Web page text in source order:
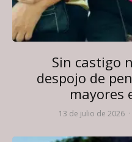
Sin castigo
despojo de
mayores
13 de julio de 2026 ·